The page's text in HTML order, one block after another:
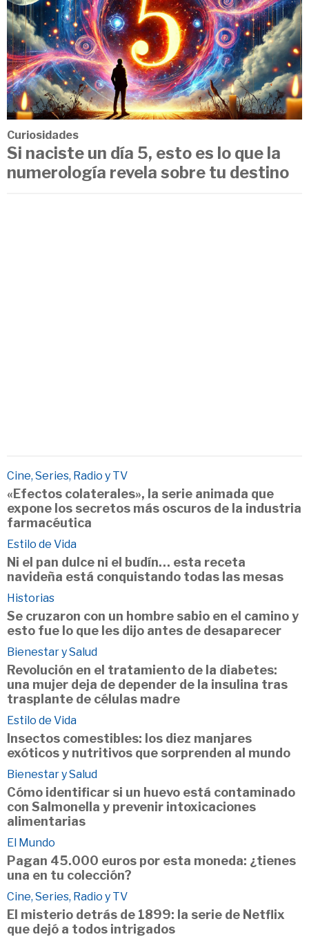
Curiosidades
Si naciste un día 5, esto es lo que la
numerología revela sobre tu destino
Cine, Series, Radio y TV
«Efectos colaterales», la serie animada que
expone los secretos más oscuros de la industria
farmacéutica
Estilo de Vida
Ni el pan dulce ni el budín… esta receta
navideña está conquistando todas las mesas
Historias
Se cruzaron con un hombre sabio en el camino y
esto fue lo que les dijo antes de desaparecer
Bienestar y Salud
Revolución en el tratamiento de la diabetes:
una mujer deja de depender de la insulina tras
trasplante de células madre
Estilo de Vida
Insectos comestibles: los diez manjares
exóticos y nutritivos que sorprenden al mundo
Bienestar y Salud
Cómo identificar si un huevo está contaminado
con Salmonella y prevenir intoxicaciones
alimentarias
El Mundo
Pagan 45.000 euros por esta moneda: ¿tienes
una en tu colección?
Cine, Series, Radio y TV
El misterio detrás de 1899: la serie de Netflix
que dejó a todos intrigados